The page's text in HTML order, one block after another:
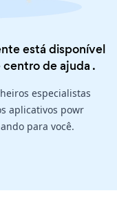
está disponível
centro de ajuda .
especialistas
aplicativos powr
para você.